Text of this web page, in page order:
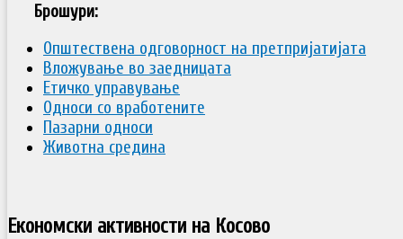
Брошури:
Општествена одговорност на претпријатијата
Вложување во заедницата
Етичко управување
Односи со вработените
Пазарни односи
Животна средина
Економски активности на Косово